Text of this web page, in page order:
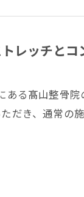
レッチとコ
ある髙山整骨
だき、通常の